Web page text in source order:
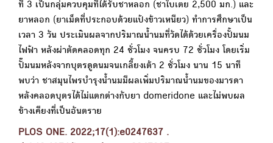
ที่ 3 เป็นกลุ่มควบคุมที่ได้รับชาหลอก (ชาใบเตย 2,500 มก.) และ
ยาหลอก (ยาเม็ดที่ประกอบด้วยแป้งข้าวเหนียว) ทำการศึกษาเป็น
เวลา 3 วัน ประเมินผลจากปริมาณน้ำนมที่วัดได้ด้วยเครื่องปั้มนม
ไฟฟ้า หลังผ่าตัดคลอดทุก 24 ชั่วโมง จนครบ 72 ชั่วโมง โดยเริ่ม
ปั๊มนมหลังจากบุตรดูดนมจนเกลี้ยงเต้า 2 ชั่วโมง นาน 15 นาที
พบว่า ชาสมุนไพรบำรุงน้ำนมมีผลเพิ่มปริมาณน้ำนมของมารดา
หลังคลอดบุตรได้ไม่แตกต่างกับยา domeridone และไม่พบผล
ข้างเคียงที่เป็นอันตราย
PLOS ONE. 2022;17(1):e0247637 .